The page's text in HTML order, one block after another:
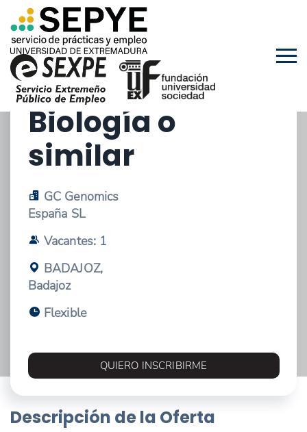
28/04/2026 - OFERTA DE EMPLEO
Dr/Dra en
Biología o
similar
GC Genomics
España SL
Vacantes: 1
BADAJOZ,
Badajoz
Flexible
QUIERO INSCRIBIRME
Descripción de la Oferta